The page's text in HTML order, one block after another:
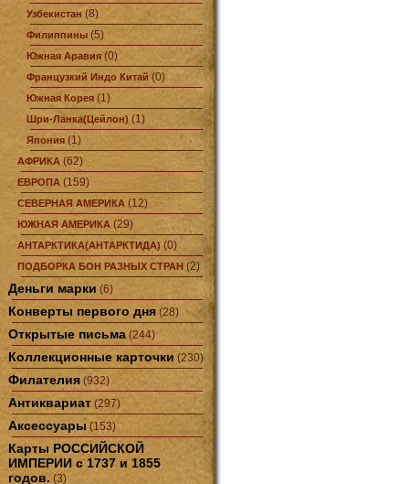
Узбекистан (8)
Филиппины (5)
Южная Аравия (0)
Французкий Индо Китай (0)
Южная Корея (1)
Шри-Ланка(Цейлон) (1)
Япония (1)
АФРИКА (62)
ЕВРОПА (159)
СЕВЕРНАЯ АМЕРИКА (12)
ЮЖНАЯ АМЕРИКА (29)
АНТАРКТИКА(АНТАРКТИДА) (0)
ПОДБОРКА БОН РАЗНЫХ СТРАН (2)
Деньги марки (6)
Конверты первого дня (28)
Открытые письма (244)
Коллекционные карточки (230)
Филателия (932)
Антиквариат (297)
Аксессуары (153)
Карты РОССИЙСКОЙ
ИМПЕРИИ с 1737 и 1855
годов. (3)